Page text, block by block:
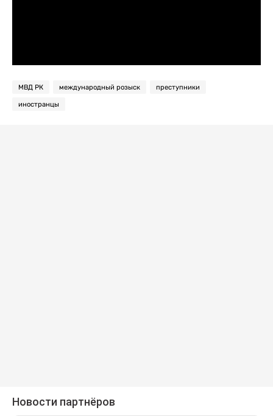
МВД РК международный розыск преступники
иностранцы